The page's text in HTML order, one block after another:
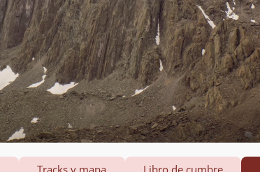
Tracks y mapa Libro de cumbre